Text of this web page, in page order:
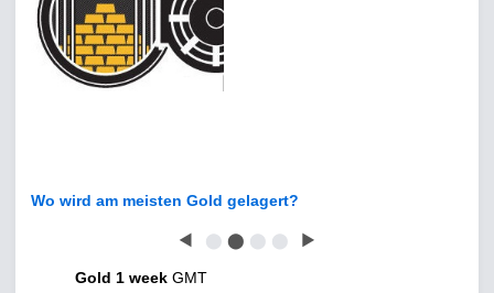
Wo wird am meisten Gold gelagert?
◀ ⬤ ⬤ ⬤ ⬤ ▶
Gold 1 week GMT